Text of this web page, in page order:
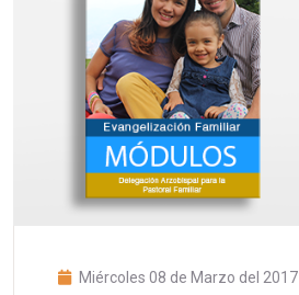
Miércoles 08 de Marzo del 2017